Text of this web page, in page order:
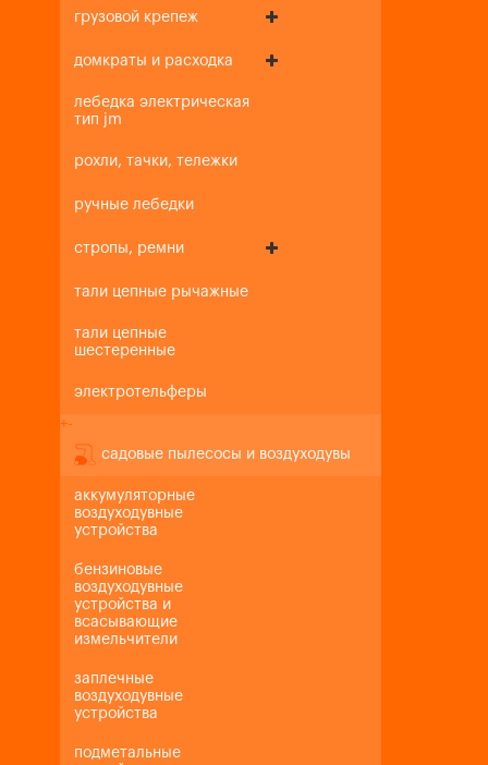
грузовой крепеж
домкраты и расходка
лебедка электрическая
тип jm
рохли, тачки, тележки
ручные лебедки
стропы, ремни
тали цепные рычажные
тали цепные
шестеренные
электротельферы
+-
садовые пылесосы и воздуходувы
аккумуляторные
воздуходувные
устройства
бензиновые
воздуходувные
устройства и
всасывающие
измельчители
заплечные
воздуходувные
устройства
подметальные